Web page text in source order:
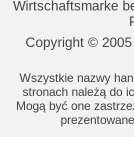
Wirtschaftsmarke
Copyright ©
Wszystkie nazwy
stronach należą do
Mogą być one